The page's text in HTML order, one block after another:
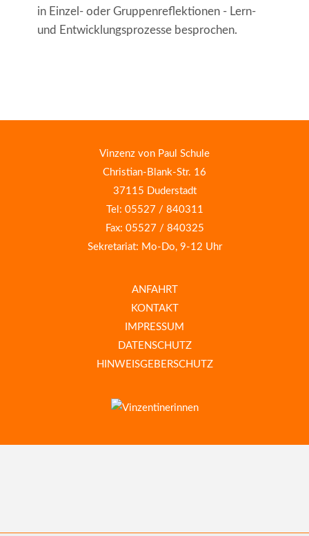
in Einzel- oder Gruppenreflektionen - Lern-
und Entwicklungsprozesse besprochen.
Vinzenz von Paul Schule
Christian-Blank-Str. 16
37115 Duderstadt
Tel: 05527 / 840311
Fax: 05527 / 840325
Sekretariat: Mo-Do, 9-12 Uhr
ANFAHRT
KONTAKT
IMPRESSUM
DATENSCHUTZ
HINWEISGEBERSCHUTZ